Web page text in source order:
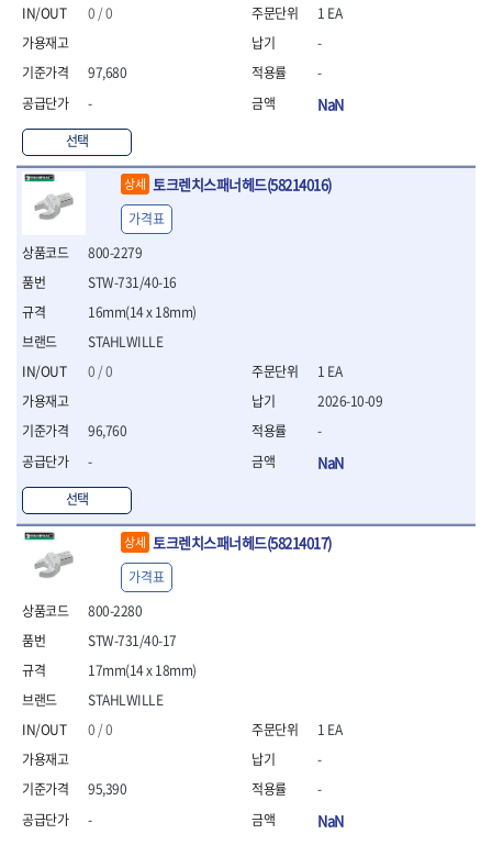
- 절연니퍼
- 절연비트
- 절연라쳇렌치
- 절연라쳇렌치세트
- 절연볼트커터
- 절연아답타
- 절연펀치
- 기타
- 방폭연결대
- 방폭옵셋렌치
- 방폭니퍼
- 방폭펜치
- 방폭플라이어
- 방폭스패너
- 방폭비트소켓
- 방폭아답타
- 방폭T렌치
- 방폭드라이버
- 방폭펀치
- 절연포지비트소켓
철공공구
- 볼트커터
- 핸드볼트커터
- 항공가위
- 클램프
- 망치
- 함마망치
- 도끼
0 / 0
97,680
-
선택
1 EA
-
-
NaN
상세 토크렌치스패너헤드(58214016)
800-2279
STAHLWILLE
0 / 0
96,760
-
선택
STW-731/40-16
16mm(14 x 18mm)
가격표
1 EA
2026-10-09
-
NaN
상세 토크렌치스패너헤드(58214017)
800-2280
STAHLWILLE
0 / 0
95,390
-
STW-731/40-17
17mm(14 x 18mm)
가격표
1 EA
-
-
NaN